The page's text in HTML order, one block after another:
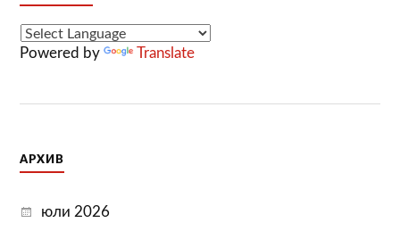
Powered by Translate
АРХИВ
юли 2026